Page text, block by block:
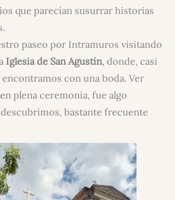
que parecían susurrar historias
paseo por Intramuros visitando
Iglesia de San Agustín, donde, casi
con una boda. Ver
plena ceremonia, fue algo
bastante frecuente